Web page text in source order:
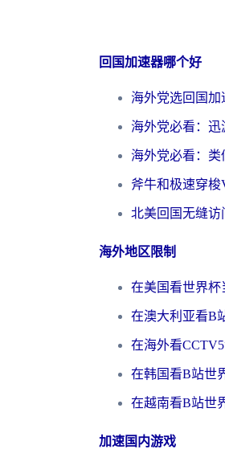
回国加速器哪个好
海外地区限制
加速国内游戏